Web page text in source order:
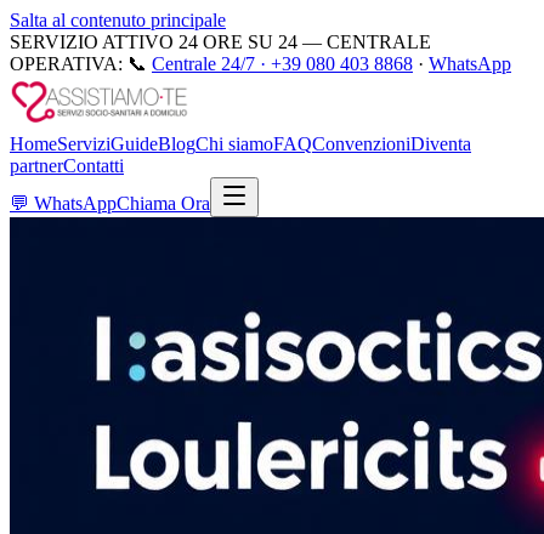
Salta al contenuto principale
SERVIZIO ATTIVO 24 ORE SU 24 — CENTRALE
OPERATIVA: 📞 Centrale 24/7 · +39 080 403 8868 · WhatsApp
HomeServiziGuideBlogChi siamoFAQConvenzioniDiventa
partnerContatti
💬 WhatsAppChiama Ora